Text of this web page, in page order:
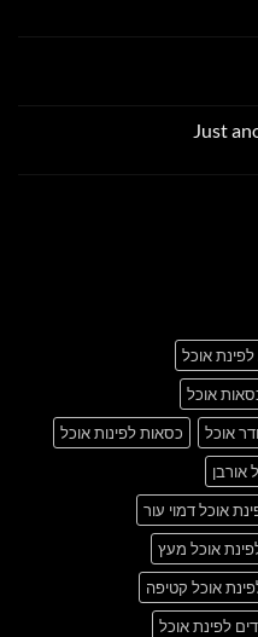
Just
אוכל
אוכל
אוכל
כסאות לפינות אוכל
אורבן
אוכל דמוי עור
אוכל מעץ
אוכל קטיפה
לפינת אוכל